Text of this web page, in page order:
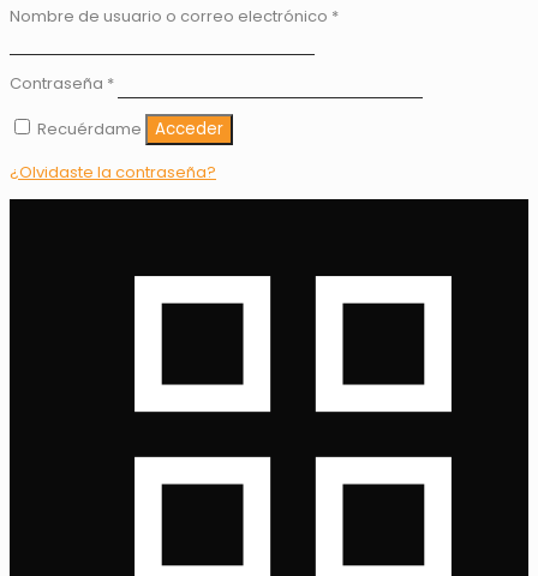
Nombre de usuario o correo electrónico *
Contraseña *
Recuérdame
Acceder
¿Olvidaste la contraseña?